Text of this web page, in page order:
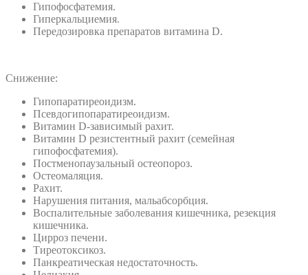
Гипофосфатемия.
Гиперкальциемия.
Передозировка препаратов витамина D.
Снижение:
Гипопаратиреоидизм.
Псевдогипопаратиреоидизм.
Витамин D-зависимый рахит.
Витамин D резистентный рахит (семейная
гипофосфатемия).
Постменопаузальный остеопороз.
Остеомаляция.
Рахит.
Нарушения питания, мальабсорбция.
Воспалительные заболевания кишечника, резекция
кишечника.
Цирроз печени.
Тиреотоксикоз.
Панкреатическая недостаточность.